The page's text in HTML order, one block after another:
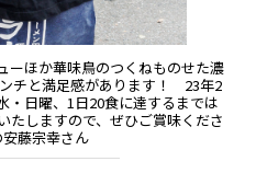
ーほか華味鳥のつくねものせた濃
チと満足感があります！ 23年2
・日曜、1日20食に達するまでは
たしますので、ぜひご賞味くださ
藤宗幸さん